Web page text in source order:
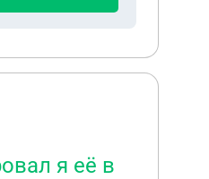
я её в